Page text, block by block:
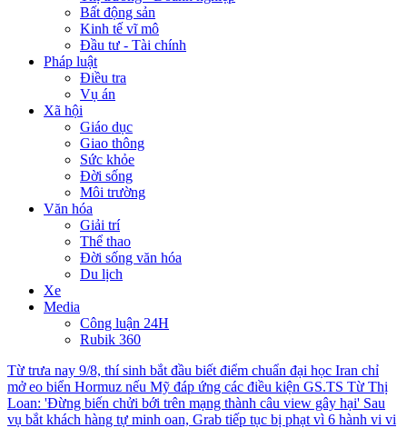
Bất động sản
Kinh tế vĩ mô
Đầu tư - Tài chính
Pháp luật
Điều tra
Vụ án
Xã hội
Giáo dục
Giao thông
Sức khỏe
Đời sống
Môi trường
Văn hóa
Giải trí
Thể thao
Đời sống văn hóa
Du lịch
Xe
Media
Công luận 24H
Rubik 360
Từ trưa nay 9/8, thí sinh bắt đầu biết điểm chuẩn đại học Iran chỉ
mở eo biển Hormuz nếu Mỹ đáp ứng các điều kiện GS.TS Từ Thị
Loan: 'Đừng biến chửi bới trên mạng thành câu view gây hại' Sau
vụ bắt khách hàng tự minh oan, Grab tiếp tục bị phạt vì 6 hành vi vi